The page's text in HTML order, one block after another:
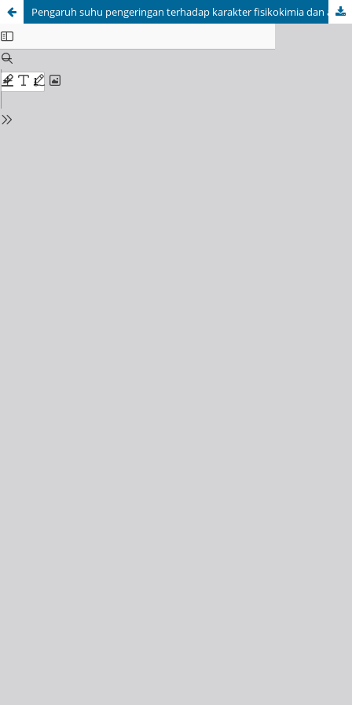
Pengaruh suhu pengeringan terhadap karakter fisikokimia dan aktivitas antioksidan tisane daun rosella (Hibiscus sabdariffa L.)